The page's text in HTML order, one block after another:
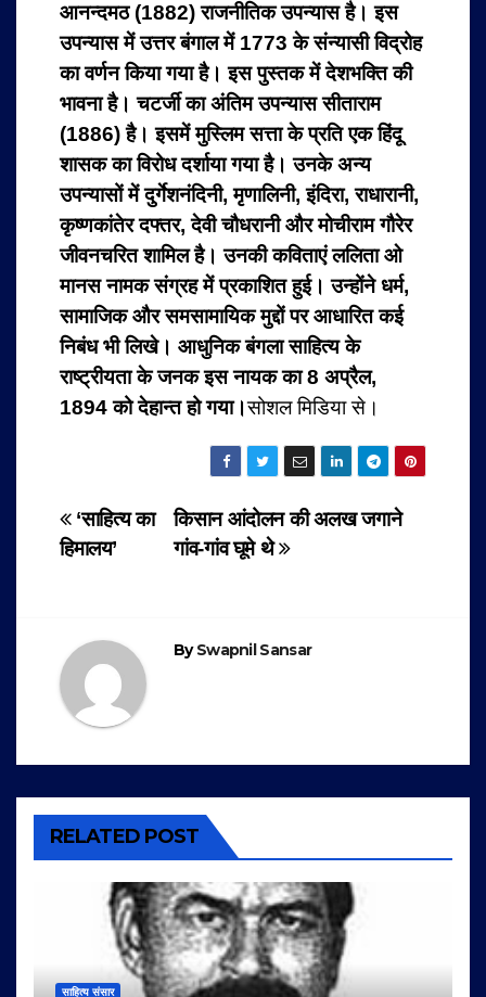
आनन्दमठ (1882) राजनीतिक उपन्यास है। इस
उपन्यास में उत्तर बंगाल में 1773 के संन्यासी विद्रोह
का वर्णन किया गया है। इस पुस्तक में देशभक्ति की
भावना है। चटर्जी का अंतिम उपन्यास सीताराम
(1886) है। इसमें मुस्लिम सत्ता के प्रति एक हिंदू
शासक का विरोध दर्शाया गया है। उनके अन्य
उपन्यासों में दुर्गेशनंदिनी, मृणालिनी, इंदिरा, राधारानी,
कृष्णकांतेर दफ्तर, देवी चौधरानी और मोचीराम गौरेर
जीवनचरित शामिल है। उनकी कविताएं ललिता ओ
मानस नामक संग्रह में प्रकाशित हुई। उन्होंने धर्म,
सामाजिक और समसामायिक मुद्दों पर आधारित कई
निबंध भी लिखे। आधुनिक बंगला साहित्य के
राष्ट्रीयता के जनक इस नायक का 8 अप्रैल,
1894 को देहान्त हो गया।सोशल मिडिया से।
Post
navigation
किसान आंदोलन की अलख जगाने
गांव-गांव घूमे थे
‘साहित्य का
हिमालय’
BySwapnil Sansar
RELATED POST
साहित्य संसार